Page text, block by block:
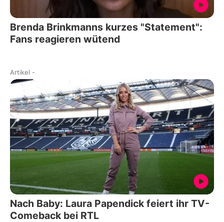
Brenda Brinkmanns kurzes "Statement":
Fans reagieren wütend
Artikel -
Nach Baby: Laura Papendick feiert ihr TV-
Comeback bei RTL